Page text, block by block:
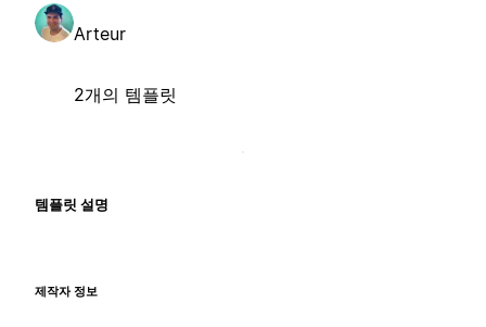
Arteur
2개의 템플릿
템플릿 설명
제작자 정보